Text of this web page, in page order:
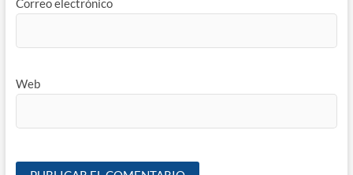
Correo electrónico
Web